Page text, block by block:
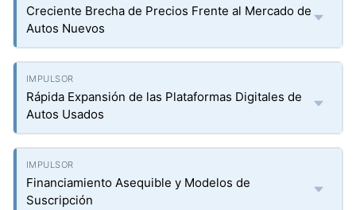
Creciente Brecha de Precios Frente al Mercado de
Autos Nuevos
Rápida Expansión de las Plataformas Digitales de
Autos Usados
Financiamiento Asequible y Modelos de
Suscripción